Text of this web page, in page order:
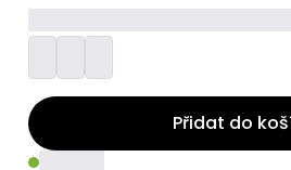
Přidat do